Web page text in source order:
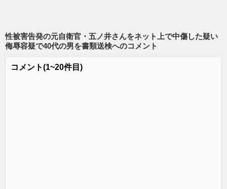
性被害告発の元自衛官・五ノ井さんをネット上で中傷した疑い
侮辱容疑で40代の男を書類送検へのコメント
コメント(1~20件目)